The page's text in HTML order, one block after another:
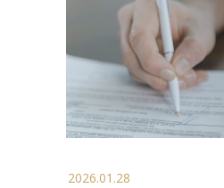
2026.01.28